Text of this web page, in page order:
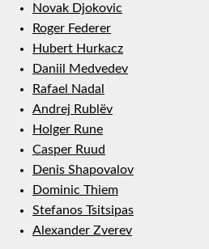
Novak Djokovic
Roger Federer
Hubert Hurkacz
Daniil Medvedev
Rafael Nadal
Andrej Rublëv
Holger Rune
Casper Ruud
Denis Shapovalov
Dominic Thiem
Stefanos Tsitsipas
Alexander Zverev